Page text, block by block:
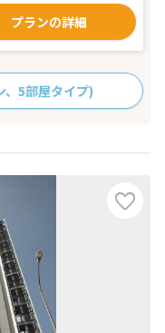
プランの詳細
、5部屋タイプ)